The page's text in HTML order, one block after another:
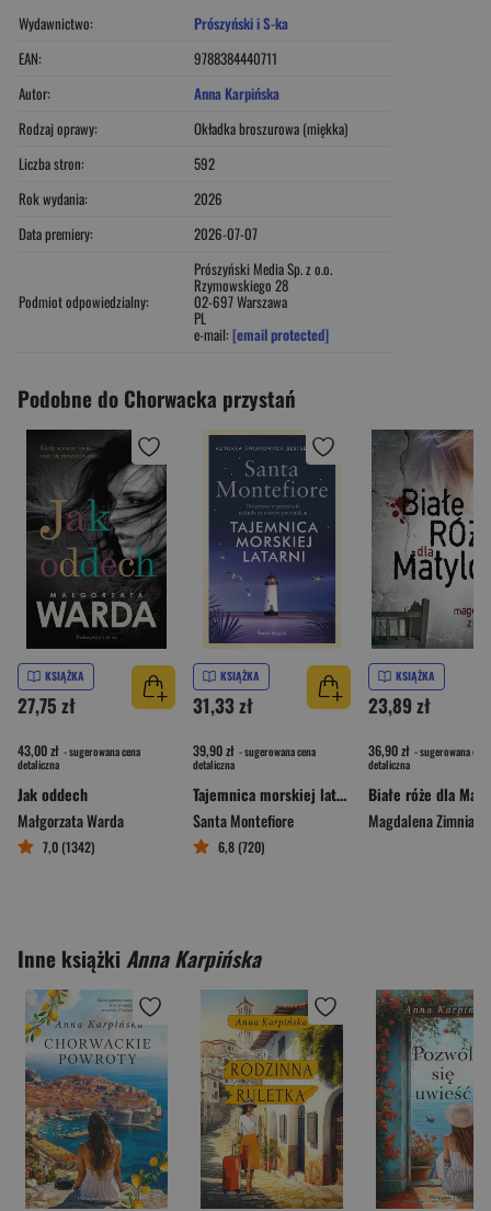
Wydawnictwo:
Prószyński i S-ka
EAN:
9788384440711
Autor:
Anna Karpińska
Rodzaj oprawy:
Okładka broszurowa (miękka)
Liczba stron:
592
Rok wydania:
2026
Data premiery:
2026-07-07
Podmiot odpowiedzialny:
Prószyński Media Sp. z o.o.
Rzymowskiego 28
02-697 Warszawa
PL
e-mail: [email protected]
Podobne do Chorwacka przystań
KSIĄŻKA
27,75 zł
43,00 zł - sugerowana cena
detaliczna
Jak oddech
Małgorzata Warda
7,0 (1342)
KSIĄŻKA
31,33 zł
39,90 zł - sugerowana cena
detaliczna
Tajemnica morskiej latarni
Santa Montefiore
6,8 (720)
KSIĄŻKA
23,89 zł
36,90 zł - sugerowana cena
detaliczna
Białe róże dla
Magdalena Zimniak
Inne książki Anna Karpińska